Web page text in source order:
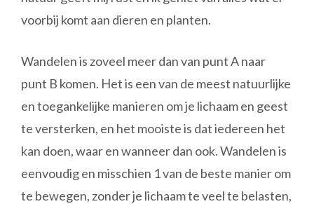
voorbij komt aan dieren en planten.
Wandelen is zoveel meer dan van punt A naar
punt B komen. Het is een van de meest natuurlijke
en toegankelijke manieren om je lichaam en geest
te versterken, en het mooiste is dat iedereen het
kan doen, waar en wanneer dan ook. Wandelen is
eenvoudig en misschien 1 van de beste manier om
te bewegen, zonder je lichaam te veel te belasten,